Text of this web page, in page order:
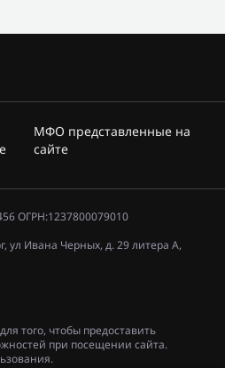
МФО представленные на
сайте
ОГРН:1237800079010
ул Ивана Черных, д. 29 литера А,
того, чтобы предоставить
при посещении сайта.